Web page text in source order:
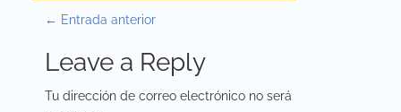
P
o
s
← Entrada anterior
Leave a Reply
Tu dirección de correo electrónico no será